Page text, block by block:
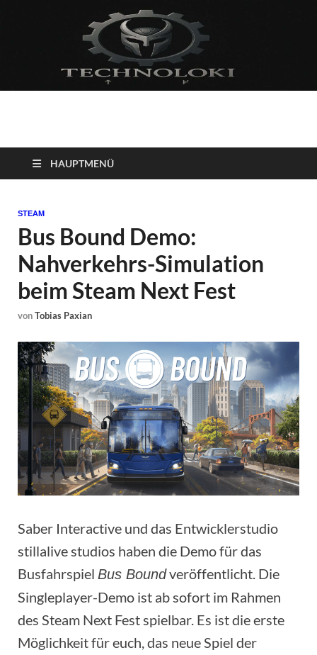
Technoloki: Gaming
und Entertainment
News
Blockbuster, Indie-Perlen und Retro-Klassiker.
HAUPTMENÜ
STEAM
Bus Bound Demo:
Nahverkehrs-Simulation
beim Steam Next Fest
vonTobias Paxian
Saber Interactive und das Entwicklerstudio
stillalive studios haben die Demo für das
Busfahrspiel Bus Boundveröffentlicht. Die
Singleplayer-Demo ist ab sofort im Rahmen
des Steam Next Fest spielbar. Es ist die erste
Möglichkeit für euch, das neue Spiel der